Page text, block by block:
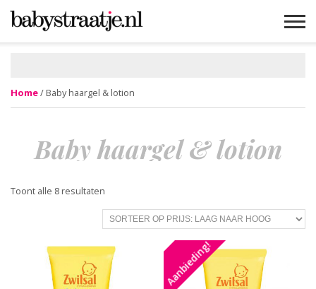
Home/ Baby haargel & lotion
Baby haargel & lotion
Toont alle 8 resultaten
Aanbieding!